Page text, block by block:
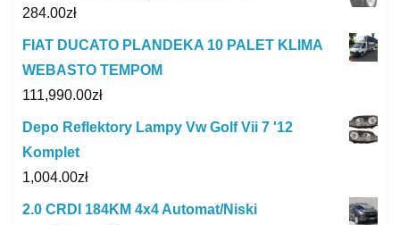
284.00zł
FIAT DUCATO PLANDEKA 10 PALET KLIMA
WEBASTO TEMPOM
111,990.00zł
Depo Reflektory Lampy Vw Golf Vii 7 '12
Komplet
1,004.00zł
2.0 CRDI 184KM 4x4 Automat/Niski